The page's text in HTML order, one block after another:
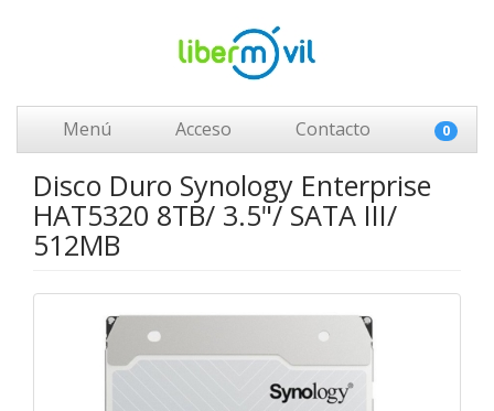
Menú Acceso Contacto 0
Disco Duro Synology Enterprise
HAT5320 8TB/ 3.5"/ SATA III/
512MB